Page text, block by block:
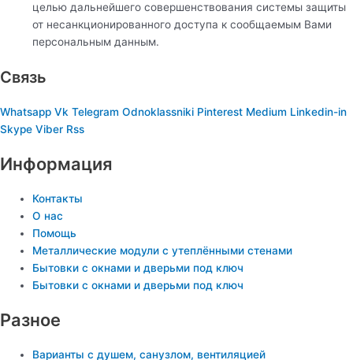
целью дальнейшего совершенствования системы защиты
от несанкционированного доступа к сообщаемым Вами
персональным данным.
Связь
Whatsapp Vk Telegram Odnoklassniki Pinterest Medium Linkedin-in
Skype Viber Rss
Информация
Контакты
О нас
Помощь
Металлические модули с утеплёнными стенами
Бытовки с окнами и дверьми под ключ
Бытовки с окнами и дверьми под ключ
Разное
Варианты с душем, санузлом, вентиляцией